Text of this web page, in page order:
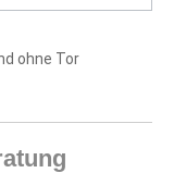
ohne Tor